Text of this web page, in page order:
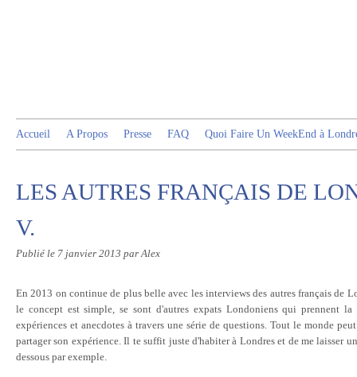
Accueil A Propos Presse FAQ Quoi Faire Un WeekEnd à
LES AUTRES FRANÇAIS DE
V.
Publié le 7 janvier 2013 par Alex
En 2013 on continue de plus belle avec les interviews des autres français de
le concept est simple, se sont d'autres expats Londoniens qui prennent
expériences et anecdotes à travers une série de questions. Tout le monde
partager son expérience. Il te suffit juste d'habiter à Londres et de me laisser
dessous par exemple.